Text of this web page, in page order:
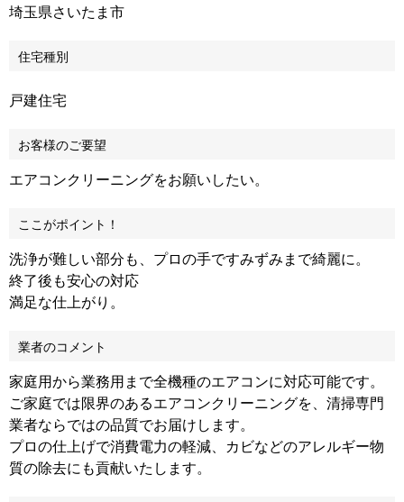
埼玉県さいたま市
住宅種別
戸建住宅
お客様のご要望
エアコンクリーニングをお願いしたい。
ここがポイント！
洗浄が難しい部分も、プロの手ですみずみまで綺麗に。
終了後も安心の対応
満足な仕上がり。
業者のコメント
家庭用から業務用まで全機種のエアコンに対応可能です。
ご家庭では限界のあるエアコンクリーニングを、清掃専門
業者ならではの品質でお届けします。
プロの仕上げで消費電力の軽減、カビなどのアレルギー物
質の除去にも貢献いたします。